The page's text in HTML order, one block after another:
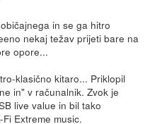
in se ga hitro
nekaj težav prijeti bare na
opore...
klasično kitaro... Priklopil
in" v računalnik. Zvok je
live value in bil tako
Extreme music.